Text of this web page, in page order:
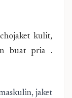
kulit,
buat pria .
jaket